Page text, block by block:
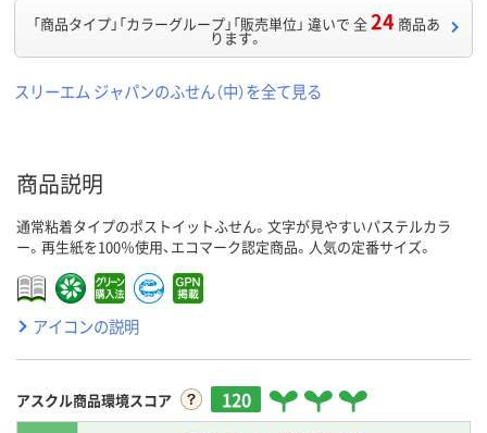
「商品タイプ」「カラーグループ」「販売単位」 違いで 全24 商品あ
ります。
スリーエム ジャパンのふせん（中）を全て見る
商品説明
通常粘着タイプのポストイットふせん。文字が見やすいパステルカラ
ー。再生紙を100％使用、エコマーク認定商品。人気の定番サイズ。
アイコンの説明
アスクル商品環境スコア 120